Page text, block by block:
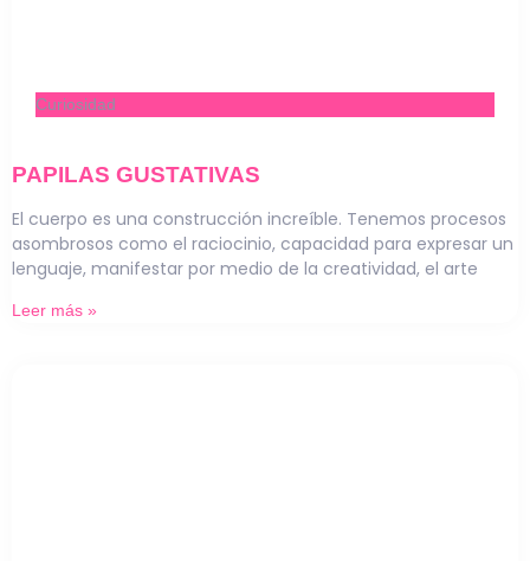
Curiosidad
PAPILAS GUSTATIVAS
El cuerpo es una construcción increíble. Tenemos procesos
asombrosos como el raciocinio, capacidad para expresar un
lenguaje, manifestar por medio de la creatividad, el arte
Leer más »